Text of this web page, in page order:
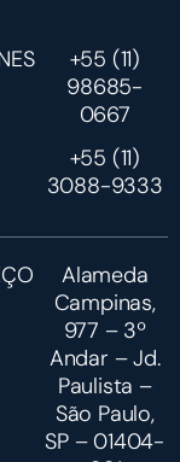
+55 (11)
98685-
0667
+55 (11)
3088-9333
Alameda
Campinas,
977 – 3º
Andar – Jd.
Paulista –
São Paulo,
SP – 01404-